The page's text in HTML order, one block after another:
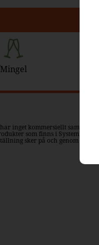
Mingel
inget kommersiellt samarbete.
som finns i Systembolagets
sker på och genom